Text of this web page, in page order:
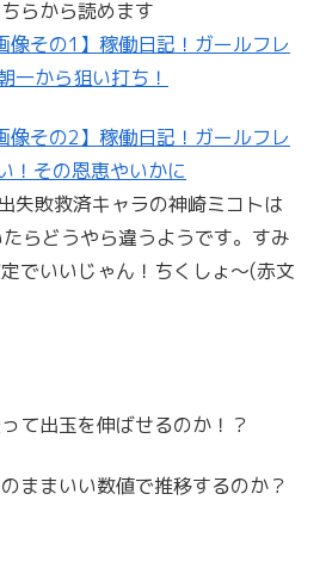
らから読めます
像その1】稼働日記！ガールフレ
一から狙い打ち！
像その2】稼働日記！ガールフレ
！その恩恵やいかに
失敗救済キャラの神崎ミコトは
らどうやら違うようです。すみ
でいいじゃん！ちくしょ～(赤文
て出玉を伸ばせるのか！？
ままいい数値で推移するのか？